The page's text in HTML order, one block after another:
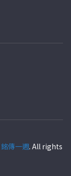
傳一週. All rights